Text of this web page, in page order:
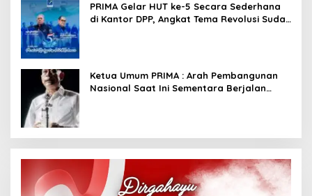
PRIMA Gelar HUT ke-5 Secara Sederhana
di Kantor DPP, Angkat Tema Revolusi Sudah
Ketua Umum PRIMA : Arah Pembangunan
Nasional Saat Ini Sementara Berjalan